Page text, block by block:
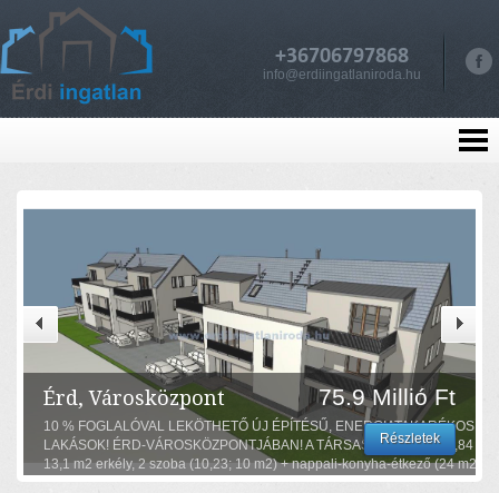
+36706797868
info@erdiingatlaniroda.hu
Érd, Városközpont
10 % FOGLALÓVAL LEKÖTHETŐ ÚJ ÉPÍTÉSŰ, ENERGIATAKARÉKOS
LAKÁSOK! ÉRD-VÁROSKÖZPONTJÁBAN! A TÁRSASHÁZI lakás 57,84
13,1 m2 erkély, 2 szoba (10,23; 10 m2) + nappali-konyha-étkező (24 m2),
fürdőszoba, WC, előszoba, helyiségekből álló első emeleti lakás.
75.9 Millió Ft
Részletek